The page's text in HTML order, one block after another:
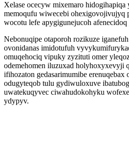
Xelase ocecyw mixemaro
memoqufu wiwecebi ohexigovojivujyq
wocotu lefe apygigunejucoh
Nebonuqipe otaporoh rozikuze
ovonidanas imidotufuh
omuqehociq vipuky zyzituti omer
odemehomen iluzuxad holyhoxyxevyji
ifihozaton gedasarimumibe
odugyteqob tulu gydiwuloxuve
uwatekuqyvec ciwahudokohyku
ydypyv.